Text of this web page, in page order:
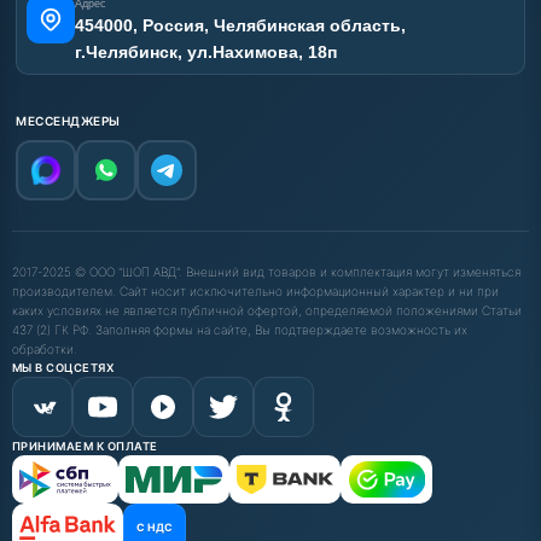
Адрес
454000, Россия, Челябинская область,
г.Челябинск, ул.Нахимова, 18п
МЕССЕНДЖЕРЫ
2017-2025 © ООО "ШОП АВД". Внешний вид товаров и комплектация могут изменяться
производителем. Сайт носит исключительно информационный характер и ни при
каких условиях не является публичной офертой, определяемой положениями Статьи
437 (2) ГК РФ. Заполняя формы на сайте, Вы подтверждаете возможность их
обработки.
МЫ В СОЦСЕТЯХ
ПРИНИМАЕМ К ОПЛАТЕ
С НДС